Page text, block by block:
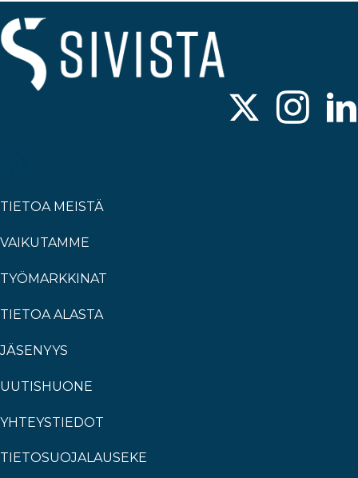
TIETOA MEISTÄ
VAIKUTAMME
TYÖMARKKINAT
TIETOA ALASTA
JÄSENYYS
UUTISHUONE
YHTEYSTIEDOT
TIETOSUOJALAUSEKE